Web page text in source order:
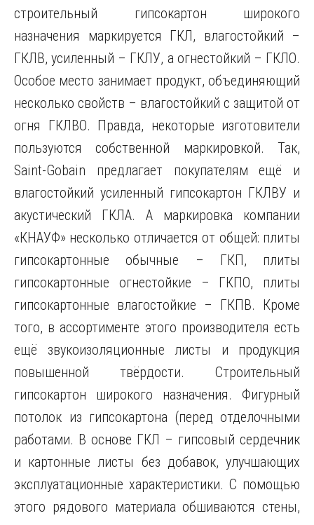
строительный гипсокартон широкого
назначения маркируется ГКЛ, влагостойкий –
ГКЛВ, усиленный – ГКЛУ, а огнестойкий – ГКЛО.
Особое место занимает продукт, объединяющий
несколько свойств – влагостойкий с защитой от
огня ГКЛВО. Правда, некоторые изготовители
пользуются собственной маркировкой. Так,
Saint-Gobain предлагает покупателям ещё и
влагостойкий усиленный гипсокартон ГКЛВУ и
акустический ГКЛА. А маркировка компании
«КНАУФ» несколько отличается от общей: плиты
гипсокартонные обычные – ГКП, плиты
гипсокартонные огнестойкие – ГКПО, плиты
гипсокартонные влагостойкие – ГКПВ. Кроме
того, в ассортименте этого производителя есть
ещё звукоизоляционные листы и продукция
повышенной твёрдости. Строительный
гипсокартон широкого назначения. Фигурный
потолок из гипсокартона (перед отделочными
работами. В основе ГКЛ – гипсовый сердечник
и картонные листы без добавок, улучшающих
эксплуатационные характеристики. С помощью
этого рядового материала обшиваются стены,